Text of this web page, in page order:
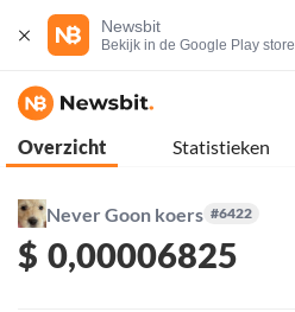
Newsbit
Bekijk in de Google Play store
Overzicht Statistieken
Never Goon koers #6422
$ 0,00006825